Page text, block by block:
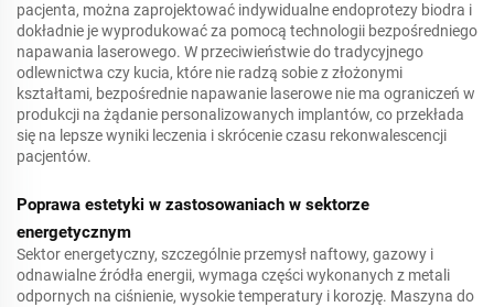
pacjenta, można zaprojektować indywidualne endoprotezy biodra i
dokładnie je wyprodukować za pomocą technologii bezpośredniego
napawania laserowego. W przeciwieństwie do tradycyjnego
odlewnictwa czy kucia, które nie radzą sobie z złożonymi
kształtami, bezpośrednie napawanie laserowe nie ma ograniczeń w
produkcji na żądanie personalizowanych implantów, co przekłada
się na lepsze wyniki leczenia i skrócenie czasu rekonwalescencji
pacjentów.
Poprawa estetyki w zastosowaniach w sektorze
energetycznym
Sektor energetyczny, szczególnie przemysł naftowy, gazowy i
odnawialne źródła energii, wymaga części wykonanych z metali
odpornych na ciśnienie, wysokie temperatury i korozję. Maszyna do